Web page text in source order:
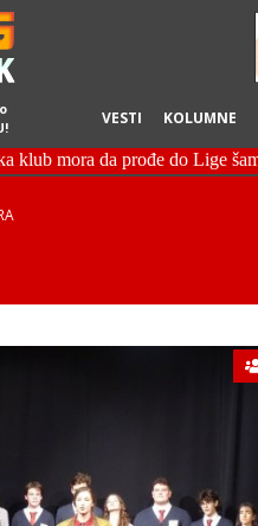
VESTI KOLUMNE